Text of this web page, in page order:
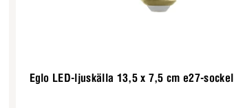
Eglo LED-ljuskälla 13,5 x 7,5 cm e27-sockel